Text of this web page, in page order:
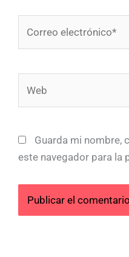
electrónico*
Guarda mi nombre,
este navegador para la